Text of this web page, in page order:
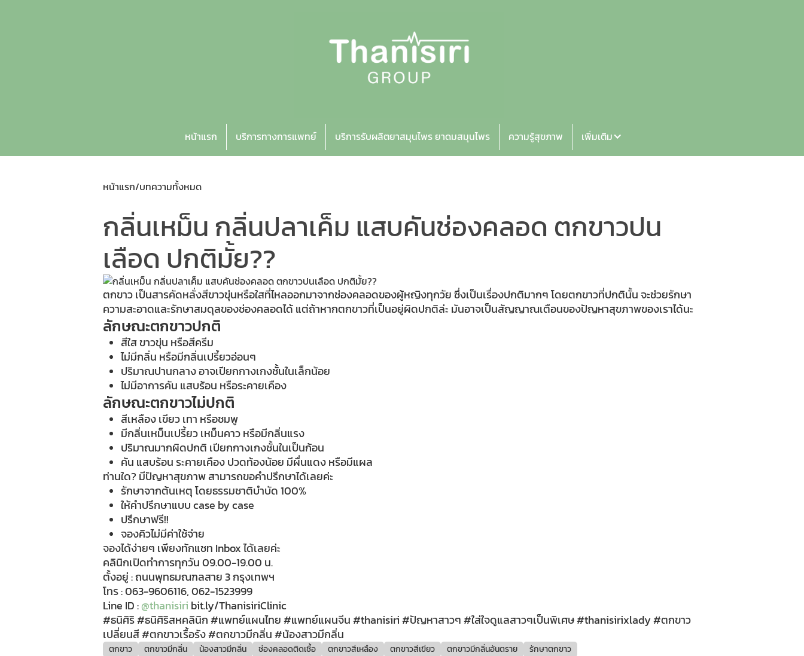
หน้าแรก บริการทางการแพทย์ บริการรับผลิตยาสมุนไพร ยาดมสมุนไพร ความรู้สุขภาพ เพิ่มเติม
หน้าแรก/บทความทั้งหมด
กลิ่นเหม็น กลิ่นปลาเค็ม แสบคันช่องคลอด ตกขาวปน
เลือด ปกติมั้ย??
ตกขาว เป็นสารคัดหลั่งสีขาวขุ่นหรือใสที่ไหลออกมาจากช่องคลอดของผู้หญิงทุกวัย ซึ่งเป็นเรื่องปกติมากๆ โดยตกขาวที่ปกตินั้น จะช่วยรักษา
ความสะอาดและรักษาสมดุลของช่องคลอดได้ แต่ถ้าหากตกขาวที่เป็นอยู่ผิดปกติล่ะ มันอาจเป็นสัญญาณเตือนของปัญหาสุขภาพของเราได้นะ
ลักษณะตกขาวปกติ
สีใส ขาวขุ่น หรือสีครีม
ไม่มีกลิ่น หรือมีกลิ่นเปรี้ยวอ่อนๆ
ปริมาณปานกลาง อาจเปียกกางเกงชั้นในเล็กน้อย
ไม่มีอาการคัน แสบร้อน หรือระคายเคือง
ลักษณะตกขาวไม่ปกติ
สีเหลือง เขียว เทา หรือชมพู
มีกลิ่นเหม็นเปรี้ยว เหม็นคาว หรือมีกลิ่นแรง
ปริมาณมากผิดปกติ เปียกกางเกงชั้นในเป็นก้อน
คัน แสบร้อน ระคายเคือง ปวดท้องน้อย มีผื่นแดง หรือมีแผล
ท่านใด? มีปัญหาสุขภาพ สามารถขอคำปรึกษาได้เลยค่ะ
รักษาจากต้นเหตุ โดยธรรมชาติบำบัด 100%
ให้คำปรึกษาแบบ case by case
ปรึกษาฟรี!!
จองคิวไม่มีค่าใช้จ่าย
จองได้ง่ายๆ เพียงทักแชท Inbox ได้เลยค่ะ
คลินิกเปิดทำการทุกวัน 09.00-19.00 น.
ตั้งอยู่ : ถนนพุทธมณฑลสาย 3 กรุงเทพฯ
โทร : 063-9606116, 062-1523999
Line ID :@thanisiri bit.ly/ThanisiriClinic
#ธนิศิริ #ธนิศิริสหคลินิก #แพทย์แผนไทย #แพทย์แผนจีน #thanisiri #ปัญหาสาวๆ #ใส่ใจดูแลสาวๆเป็นพิเศษ #thanisirixlady #ตกขาว
เปลี่ยนสี #ตกขาวเรื้อรัง #ตกขาวมีกลิ่น #น้องสาวมีกลิ่น
ตกขาว ตกขาวมีกลิ่น น้องสาวมีกลิ่น ช่องคลอดติดเชื้อ ตกขาวสีเหลือง ตกขาวสีเขียว ตกขาวมีกลิ่นอันตราย รักษาตกขาว